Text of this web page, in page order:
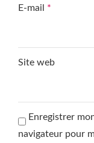
E-mail *
Site web
Enregistrer
navigateur pour